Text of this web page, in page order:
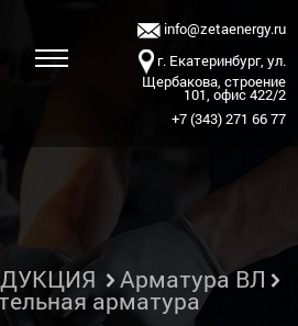
info@zetaenergy.ru
г. Екатеринбург, ул.
Щербакова, строение
101, офис 422/2
+7 (343) 271 66 77
Арматура ВЛ
арматура